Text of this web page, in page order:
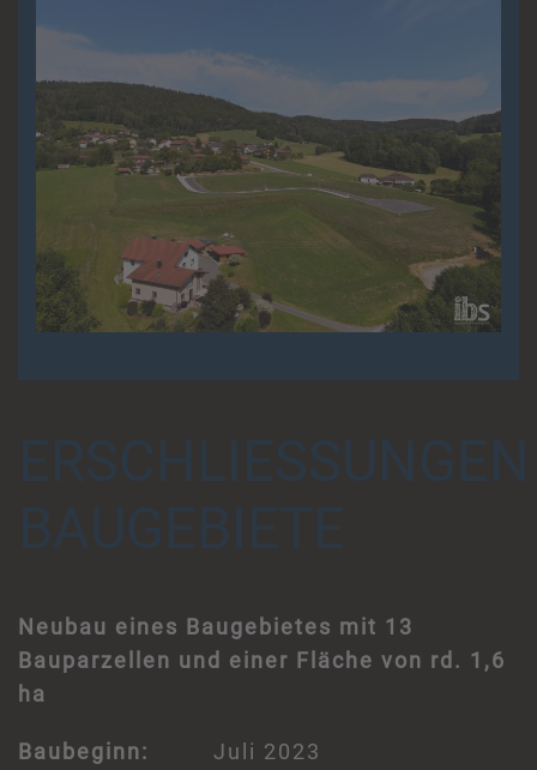
Neubau eines Baugebietes mit 13
Bauparzellen und einer Fläche von rd. 1,6
ha
Baubeginn: Juli 2023